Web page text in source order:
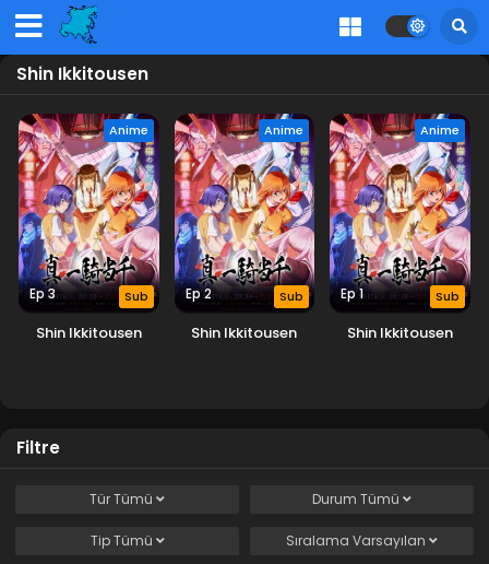
Shin Ikkitousen
Anime
Ep 3 Sub
Shin Ikkitousen
Anime
Ep 2 Sub
Shin Ikkitousen
Anime
Ep 1 Sub
Shin Ikkitousen
Filtre
TürTümü Durum Tümü
TipTümü Sıralama Varsayılan